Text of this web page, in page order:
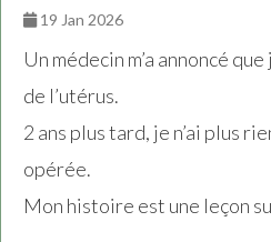
19 Jan 2026
Un médecin m’a annoncé
de l’utérus.
2 ans plus tard, je n’ai plus
opérée.
Mon histoire est une leçon